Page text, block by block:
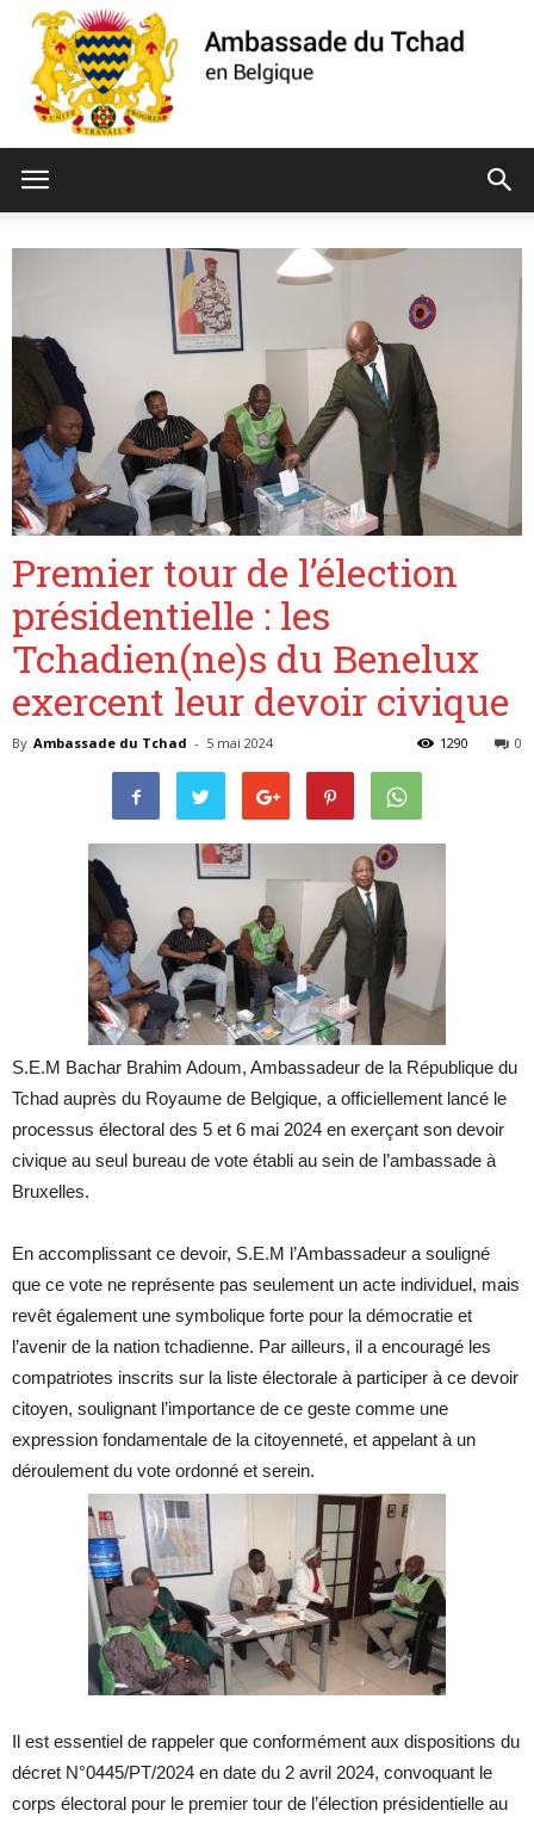
Tchad
de
Belgique
Premier tour de l’élection
présidentielle : les
Tchadien(ne)s du Benelux
exercent leur devoir civique
By Ambassade du Tchad - 5 mai 2024 0
1290
S.E.M Bachar Brahim Adoum, Ambassadeur de la République du
Tchad auprès du Royaume de Belgique, a officiellement lancé le
processus électoral des 5 et 6 mai 2024 en exerçant son devoir
civique au seul bureau de vote établi au sein de l’ambassade à
Bruxelles.
En accomplissant ce devoir, S.E.M l’Ambassadeur a souligné
que ce vote ne représente pas seulement un acte individuel, mais
revêt également une symbolique forte pour la démocratie et
l’avenir de la nation tchadienne. Par ailleurs, il a encouragé les
compatriotes inscrits sur la liste électorale à participer à ce devoir
citoyen, soulignant l’importance de ce geste comme une
expression fondamentale de la citoyenneté, et appelant à un
déroulement du vote ordonné et serein.
Il est essentiel de rappeler que conformément aux dispositions du
décret N°0445/PT/2024 en date du 2 avril 2024, convoquant le
corps électoral pour le premier tour de l’élection présidentielle au